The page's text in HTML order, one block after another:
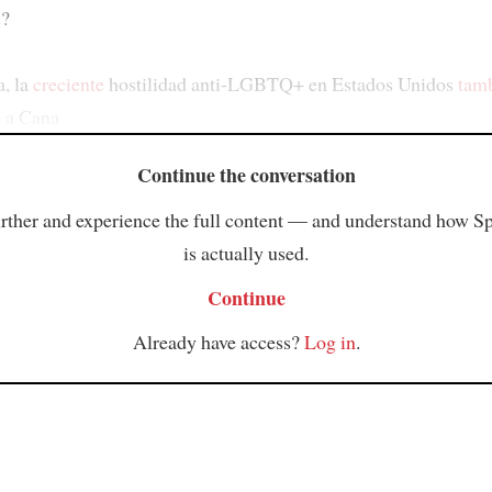
la creciente hostilidad anti-LGBTQ+ en Estados Unidos
Continue the conversation
and experience the full content — and understand how
is actually used.
Continue
Already have access?Log in.